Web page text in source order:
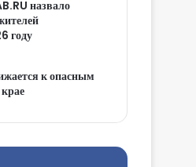
назвало
году
к опасным